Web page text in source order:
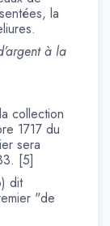
la
à la
collection
1717 du
sera
[5]
dit
"de